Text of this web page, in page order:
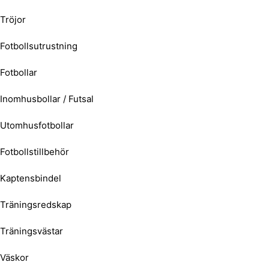
Tröjor
Fotbollsutrustning
Fotbollar
Inomhusbollar / Futsal
Utomhusfotbollar
Fotbollstillbehör
Kaptensbindel
Träningsredskap
Träningsvästar
Väskor